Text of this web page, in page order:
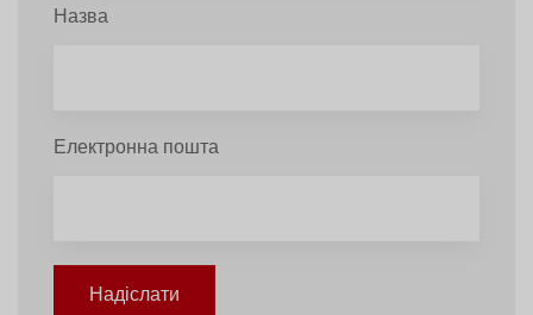
Назва
Електронна пошта
Надіслати